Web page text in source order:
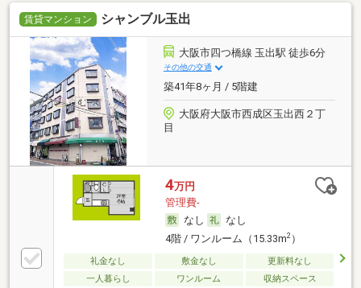
賃貸マンション シャンブル玉出
大阪市四つ橋線 玉出駅 徒歩6分
その他の交通
築41年8ヶ月 / 5階建
大阪府大阪市西成区玉出西２丁
目
4万円
管理費-
なし
なし
4階 / ワンルーム（15.33m2）
礼金なし 敷金なし
更新料なし
一人暮らし
ワンルーム 収納スペース